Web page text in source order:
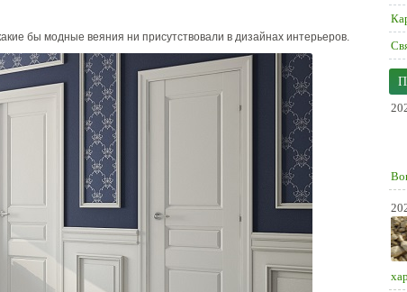
бы модные веяния ни присутствовали в дизайнах интерьеров.